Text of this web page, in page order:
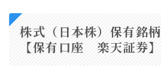
株式（日本株）保有銘柄
【保有口座 楽天証券】